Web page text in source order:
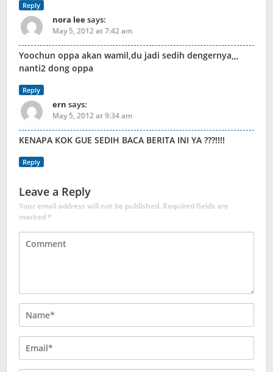
Reply
nora leesays:
May 5, 2012 at 7:42 am
Yoochun oppa akan wamil,du jadi sedih dengernya,,,
nanti2 dong oppa
Reply
ern says:
May 5, 2012 at 9:34 am
KENAPA KOK GUE SEDIH BACA BERITA INI YA ???!!!!
Reply
Leave a Reply
Your email address will not be published. Required fields are
marked*